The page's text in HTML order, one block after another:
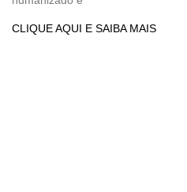
CLIQUE AQUI E SAIBA MAIS